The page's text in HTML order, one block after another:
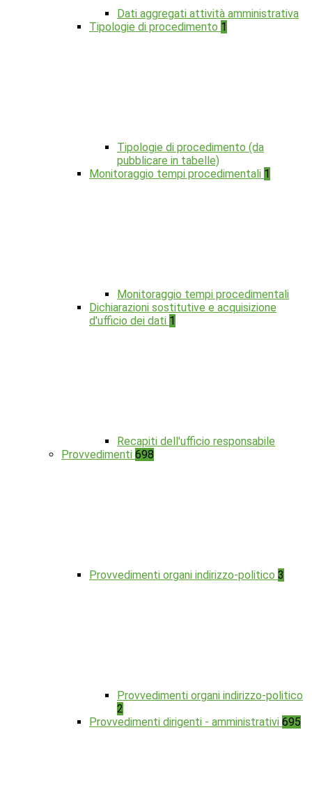
Dati aggregati attività amministrativa
Tipologie di procedimento 1
Tipologie di procedimento (da
pubblicare in tabelle)
Monitoraggio tempi procedimentali 1
Monitoraggio tempi procedimentali
Dichiarazioni sostitutive e acquisizione
d'ufficio dei dati 1
Recapiti dell'ufficio responsabile
Provvedimenti 698
Provvedimenti organi indirizzo-politico 3
Provvedimenti organi indirizzo-politico
2
Provvedimenti dirigenti - amministrativi 695